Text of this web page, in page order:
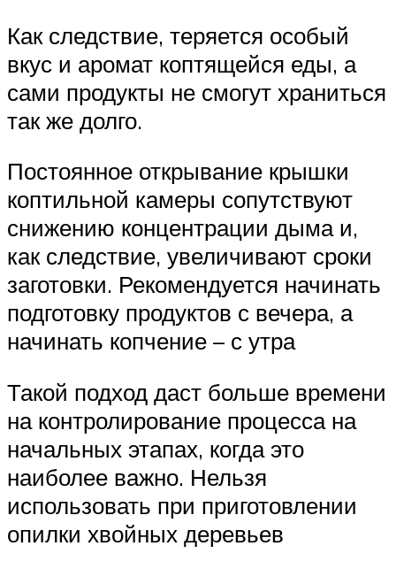
Как следствие, теряется особый
вкус и аромат коптящейся еды, а
сами продукты не смогут храниться
так же долго.
Постоянное открывание крышки
коптильной камеры сопутствуют
снижению концентрации дыма и,
как следствие, увеличивают сроки
заготовки. Рекомендуется начинать
подготовку продуктов с вечера, а
начинать копчение – с утра
Такой подход даст больше времени
на контролирование процесса на
начальных этапах, когда это
наиболее важно. Нельзя
использовать при приготовлении
опилки хвойных деревьев